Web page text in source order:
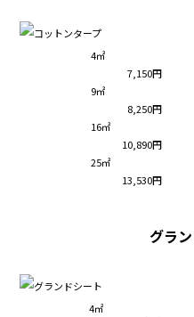
4㎡
7,150円
9㎡
8,250円
16㎡
10,890円
25㎡
13,530円
グラ
4㎡